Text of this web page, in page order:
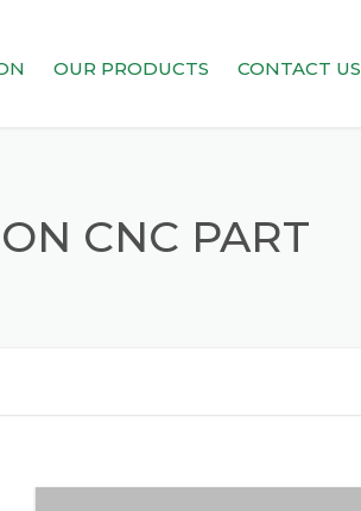
OUR PRODUCTS CONTACT US
CNC PART